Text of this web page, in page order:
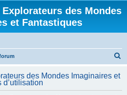
des Mondes
et Fantastiques
h
des Mondes Imaginaires et
d’utilisation